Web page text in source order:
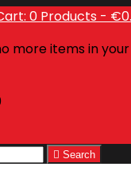
0 Products -
more items in
 Search